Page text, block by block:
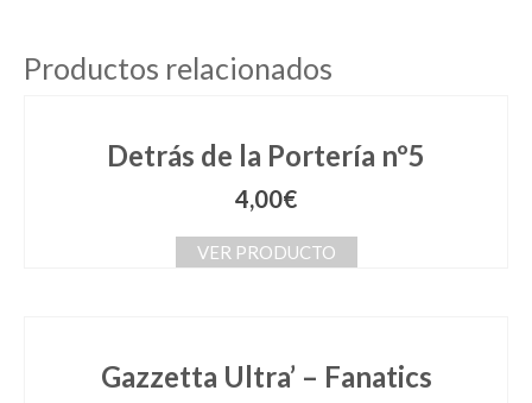
Productos relacionados
Detrás de la Portería nº5
4,00€
VER PRODUCTO
Gazzetta Ultra’ – Fanatics